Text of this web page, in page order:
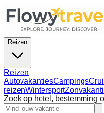
Reizen
Reizen
AutovakantiesCampings
reizenWintersport
Zoek op hotel, bestemming